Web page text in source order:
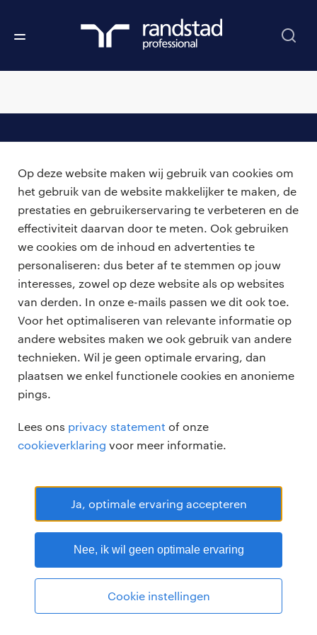
Op deze website maken wij gebruik van cookies om
het gebruik van de website makkelijker te maken, de
prestaties en gebruikerservaring te verbeteren en de
effectiviteit daarvan door te meten. Ook gebruiken
we cookies om de inhoud en advertenties te
personaliseren: dus beter af te stemmen op jouw
interesses, zowel op deze website als op websites
van derden. In onze e-mails passen we dit ook toe.
Voor het optimaliseren van relevante informatie op
andere websites maken we ook gebruik van andere
technieken. Wil je geen optimale ervaring, dan
plaatsen we enkel functionele cookies en anonieme
pings.
Lees ons privacy statement of onze
cookieverklaring voor meer informatie.
Ja, optimale ervaring accepteren
Nee, ik wil geen optimale ervaring
Cookie instellingen
vacatures
zzp-opdrachten
careers for expats
voor opdrachtgevers
algemene voorwaarden
over ons
bmc
onze kantoren
Randstad Professional Google score 4.15 -
RANDSTAD PROFESSIONAL is een geregistreerd handelsmerk van
Randstad N.V.